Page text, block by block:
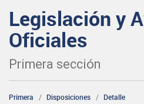
Legislación y
Oficiales
Primera sección
Primera Disposiciones Detalle